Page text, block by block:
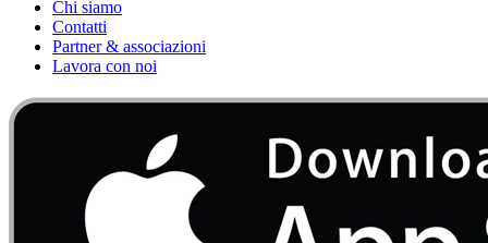
Chi siamo
Contatti
Partner & associazioni
Lavora con noi